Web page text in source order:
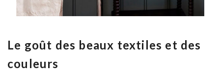
Le goût des beaux textiles et des
couleurs